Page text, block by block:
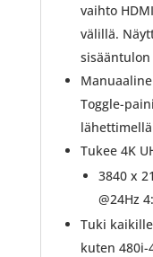
vaihto
välillä.
sisääntulon
Toggle-
Tukee 4K
3840 x
@24Hz
Tuki
kuten 480i-